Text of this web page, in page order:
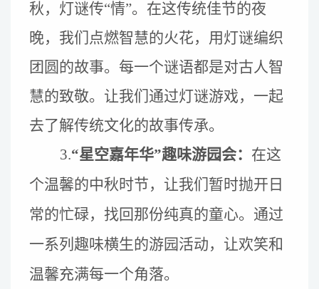
秋，灯谜传“情”。在这传统佳节的夜
晚，我们点燃智慧的火花，用灯谜编织
团圆的故事。每一个谜语都是对古人智
慧的致敬。 让我们通过灯谜游戏，一起
去了解传统文化的故事传承。
3.“星空嘉年华”趣味游园会： 在这
个温馨的中秋时节，让我们暂时抛开日
常的忙碌，找回那份纯真的童心。通过
一系列趣味横生的游园活动，让欢笑和
温馨充满每一个角落。